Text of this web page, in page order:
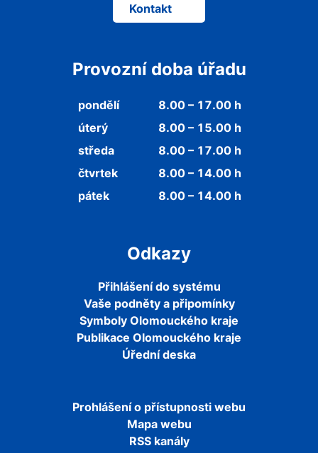
Kontakt
Provozní doba úřadu
pondělí
8.00 – 17.00 h
úterý
8.00 – 15.00 h
středa
8.00 – 17.00 h
čtvrtek
8.00 – 14.00 h
pátek
8.00 – 14.00 h
Odkazy
Přihlášení do systému
Vaše podněty a připomínky
Symboly Olomouckého kraje
Publikace Olomouckého kraje
Úřední deska
Prohlášení o přístupnosti webu
Mapa webu
RSS kanály